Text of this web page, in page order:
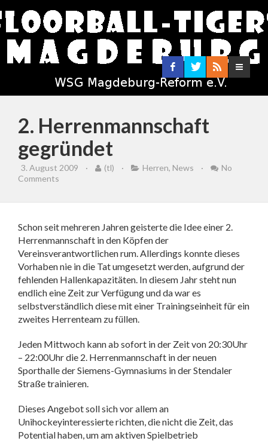
2. Herrenmannschaft
gegründet
3. August 2009 · (tl) · Herren, News ·
No
Comments
Schon seit mehreren Jahren geisterte die Idee einer 2.
Herrenmannschaft in den Köpfen der
Vereinsverantwortlichen rum. Allerdings konnte dieses
Vorhaben nie in die Tat umgesetzt werden, aufgrund der
fehlenden Hallenkapazitäten. In diesem Jahr steht nun
endlich eine Zeit zur Verfügung und da war es
selbstverständlich diese mit einer Trainingseinheit für ein
zweites Herrenteam zu füllen.
Jeden Mittwoch kann ab sofort in der Zeit von 20:30Uhr
– 22:00Uhr die 2. Herrenmannschaft in der neuen
Sporthalle der Siemens-Gymnasiums in der Stendaler
Straße trainieren.
Dieses Angebot soll sich vor allem an
Unihockeyinteressierte richten, die nicht die Zeit, das
Potential haben, um am aktiven Spielbetrieb